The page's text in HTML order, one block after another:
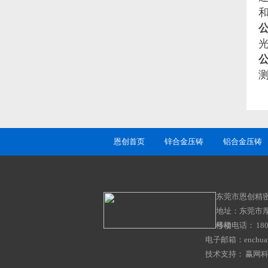
恩创首页 锌合金压铸 铝合金压铸
东莞市恩创精
地址：东莞市
号楼
移动电话：
电子邮箱：
技术支持： 赢网